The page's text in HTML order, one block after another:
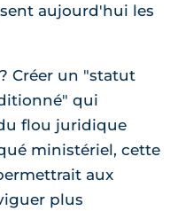
aujourd'hui les
Créer un "statut
qui
flou juridique
ministériel, cette
aux
plus